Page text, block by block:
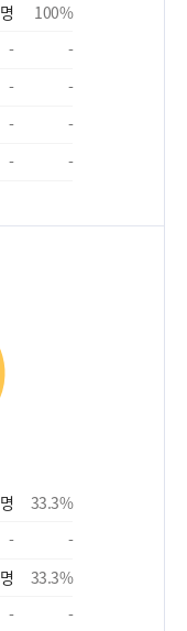
명 100%
-
-
-
-
-
-
- -
명 33.3%
-
-
명 33.3%
-
-